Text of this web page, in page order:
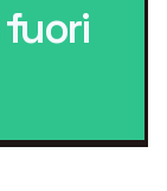
fuori